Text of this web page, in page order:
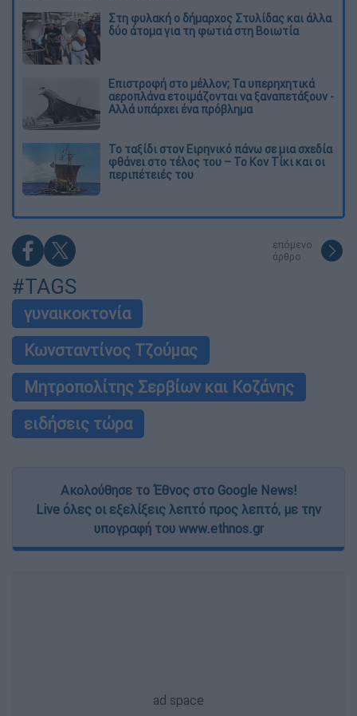
Στη φυλακή ο δήμαρχος Στυλίδας και άλλα
δύο άτομα για τη φωτιά στη Βοιωτία
Επιστροφή στο μέλλον; Τα υπερηχητικά
αεροπλάνα ετοιμάζονται να ξαναπετάξουν -
Αλλά υπάρχει ένα πρόβλημα
Το ταξίδι στον Ειρηνικό πάνω σε μια σχεδία
φθάνει στο τέλος του – Το Κον Τίκι και οι
περιπέτειές του
επόμενο
άρθρο
#TAGS
γυναικοκτονία
Κωνσταντίνος Τζούμας
Μητροπολίτης Σερβίων και Κοζάνης
ειδήσεις τώρα
Ακολούθησε το Έθνος στο Google News!
Live όλες οι εξελίξεις λεπτό προς λεπτό, με την
υπογραφή του www.ethnos.gr